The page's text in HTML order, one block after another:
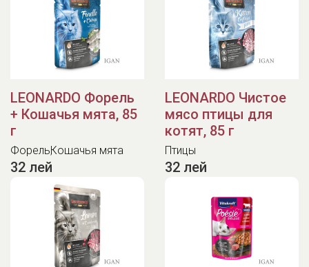
LEONARDO Форель
+ Кошачья мята, 85
г
ФорельКошачья мята
32 лей
LEONARDO Чистое
мясо птицы для
котят, 85 г
Птицы
32 лей